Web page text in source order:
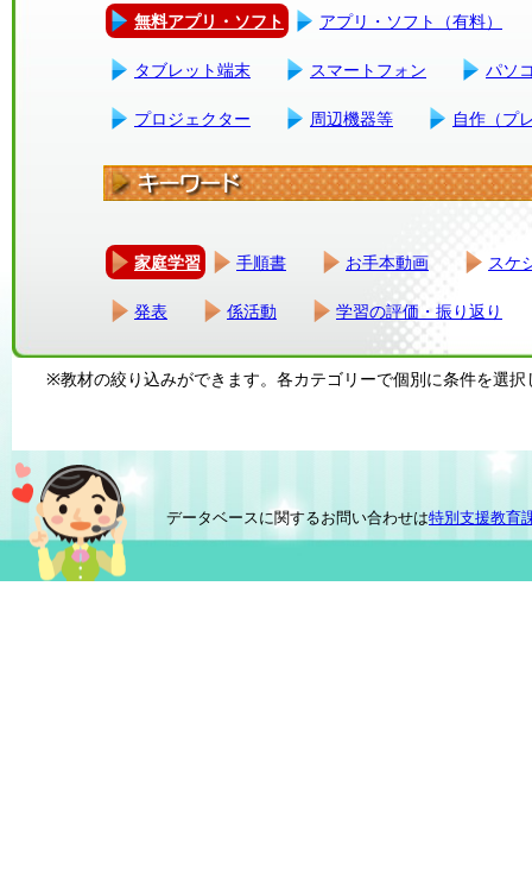
無料アプリ・ソフト アプリ・ソフト（有料）
タブレット端末 スマートフォン パソ
プロジェクター 周辺機器等 自作（プ
家庭学習 手順書 お手本動画 スケ
発表 係活動 学習の評価・振り返り
※教材の絞り込みができます。各カテゴリーで個別に条件を選択
データベースに関するお問い合わせは特別支援教育